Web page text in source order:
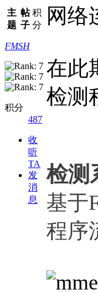
主
题
帖
子
积
分
FMSH
积分
487
收
听
TA
发
消
息
网络
在此
检测
检测
基于
程序